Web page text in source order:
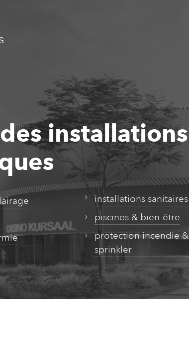
installations
installations sanitaires
piscines & bien-être
protection incendie &
sprinkler